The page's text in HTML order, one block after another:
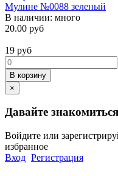
Мулине №0088 зеленый
В наличии: много
20.00 руб
19 руб
В корзину
×
Давайте знакомиться
Войдите или
избранное
Вход Регистрация